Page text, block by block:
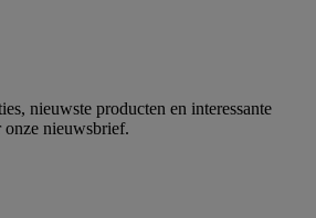
nieuwste producten en interessante
nieuwsbrief.